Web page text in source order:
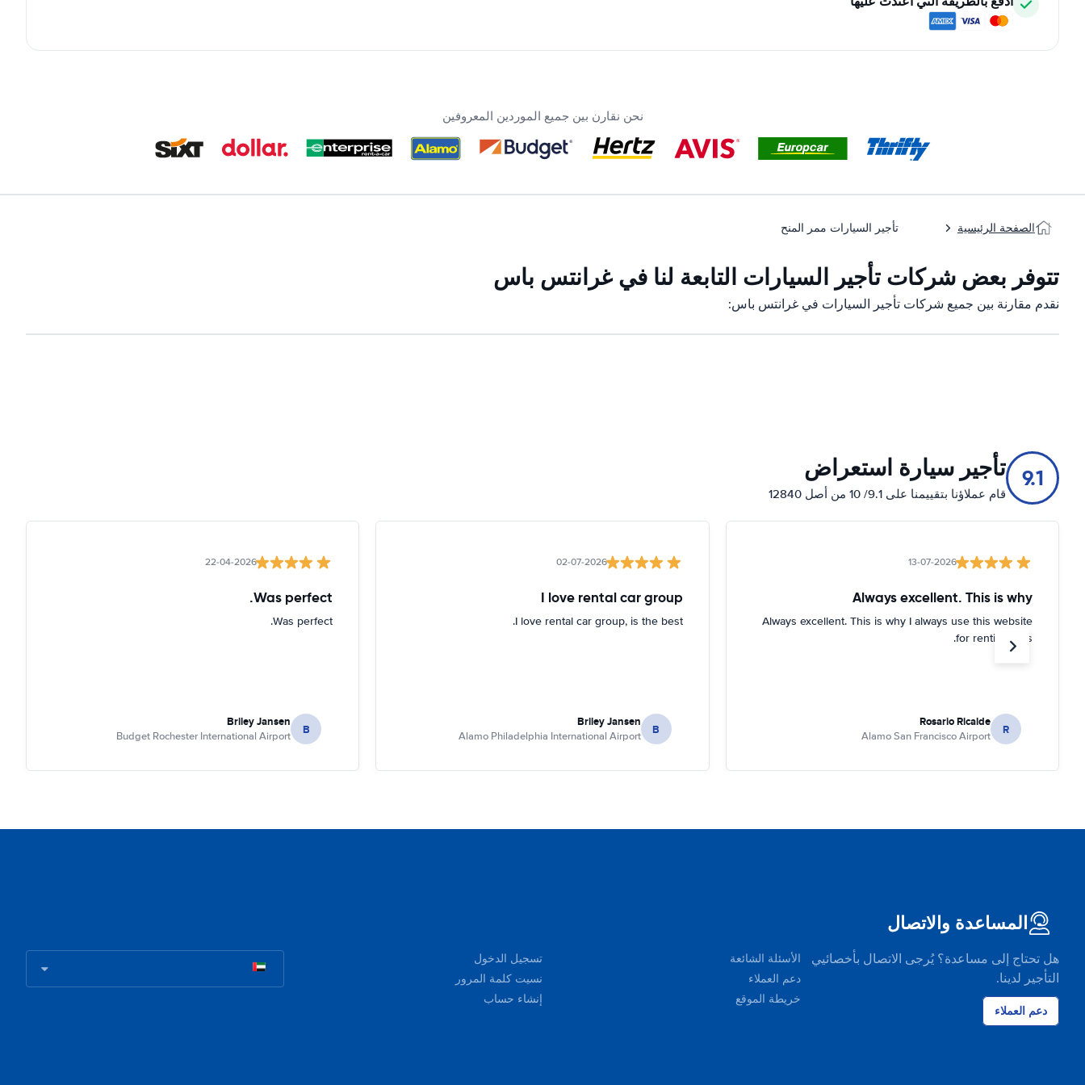
نحن نقارن بين جميع الموردين المعروفين
الصفحة الرئيسية تأجير السيارات ممر المنح
تتوفر بعض شركات تأجير السيارات التابعة لنا في غرانتس باس
نقدم مقارنة بين جميع شركات تأجير السيارات في غرانتس باس:
9.1 تأجير سيارة استعراض
قام عملاؤنا بتقييمنا على 9.1/ 10 من أصل 12840
13-07-2026
Always excellent. This is why
Always excellent. This is why I always use this website
for renting cars.
R
Rosario Ricalde
Alamo San Francisco Airport
02-07-2026
I love rental car group
I love rental car group, is the best.
B
Briley Jansen
Alamo Philadelphia International Airport
22-04-2026
Was perfect.
Was perfect.
B
Briley Jansen
Budget Rochester International Airport
المساعدة والاتصال
هل تحتاج إلى مساعدة؟ يُرجى الاتصال بأخصائيي
التأجير لدينا.
دعم العملاء
الأسئلة الشائعة
دعم العملاء
خريطة الموقع
تسجيل الدخول
نسيت كلمة المرور
إنشاء حساب